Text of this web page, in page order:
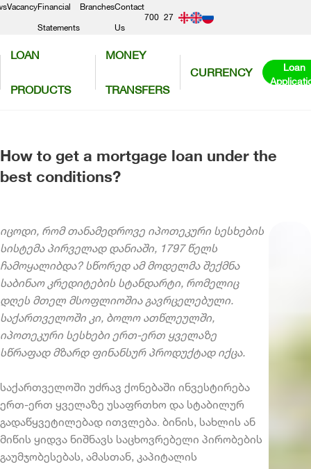
VacancyFinancial
Statements
BranchesContact
Us
700 27
LOAN
PRODUCTS
MONEY
TRANSFERS
CURRENCY
Loan
How to get a mortgage loan under the
best conditions?
იცოდი, რომ თანამედროვე იპოთეკური სესხების
სისტემა პირველად დანიაში, 1797 წელს
ჩამოყალიბდა? სწორედ ამ მოდელმა შექმნა
საბინაო კრედიტების სტანდარტი, რომელიც
დღეს მთელ მსოფლიოშია გავრცელებული.
საქართველოში კი, ბოლო ათწლეულში,
იპოთეკური სესხები ერთ-ერთ ყველაზე
სწრაფად მზარდ ფინანსურ პროდუქტად იქცა.
საქართველოში უძრავ ქონებაში ინვესტირება
ერთ-ერთ ყველაზე უსაფრთხო და სტაბილურ
გადაწყვეტილებად ითვლება. ბინის, სახლის ან
მიწის ყიდვა ნიშნავს საცხოვრებელი პირობების
გაუმჯობესებას, ამასთან, კაპიტალის